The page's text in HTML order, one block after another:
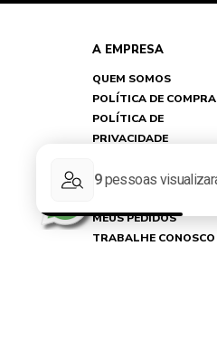
A EMPRESA
QUEM SOMOS
POLÍTICA DE COMPRA
POLÍTICA DE
PRIVACIDADE
FAQ
MEUS PEDIDOS
TRABALHE CONOSCO